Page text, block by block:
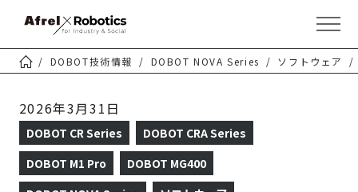
DOBOT技術情報 DOBOT NOVA Series ソフトウェア
2026年3月31日
DOBOT CR Series
DOBOT CRA Series
DOBOT M1 Pro
DOBOT MG400